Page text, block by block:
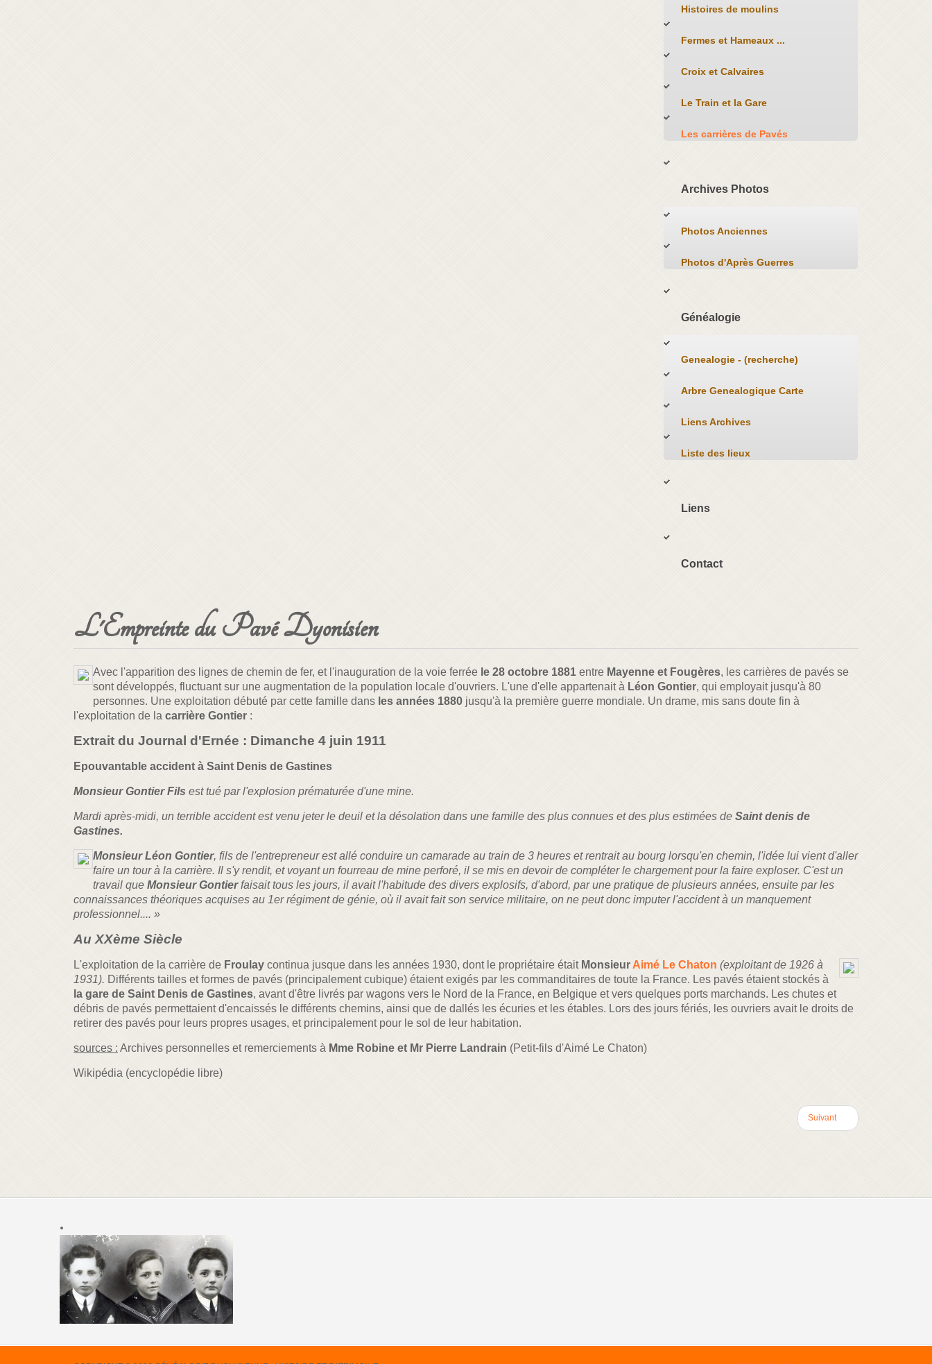
Histoires de moulins
Fermes et Hameaux ...
Croix et Calvaires
Le Train et la Gare
Les carrières de Pavés
Archives Photos
Photos Anciennes
Photos d'Après Guerres
Généalogie
Genealogie - (recherche)
Arbre Genealogique Carte
Liens Archives
Liste des lieux
Liens
Contact
L'Empreinte du Pavé Dyonisien
Avec l'apparition des lignes de chemin de fer, et l'inauguration de la voie ferrée le 28 octobre 1881 entre Mayenne et Fougères, les carrières de pavés se
sont développés, fluctuant sur une augmentation de la population locale d'ouvriers. L'une d'elle appartenait à Léon Gontier, qui employait jusqu'à 80
personnes. Une exploitation débuté par cette famille dans les années 1880 jusqu'à la première guerre mondiale. Un drame, mis sans doute fin à
l'exploitation de la carrière Gontier :
Extrait du Journal d'Ernée : Dimanche 4 juin 1911
Epouvantable accident à Saint Denis de Gastines
Monsieur Gontier Fils est tué par l'explosion prématurée d'une mine.
Mardi après-midi, un terrible accident est venu jeter le deuil et la désolation dans une famille des plus connues et des plus estimées de Saint denis de
Gastines.
Monsieur Léon Gontier, fils de l'entrepreneur est allé conduire un camarade au train de 3 heures et rentrait au bourg lorsqu'en chemin, l'idée lui vient d'aller
faire un tour à la carrière. Il s'y rendit, et voyant un fourreau de mine perforé, il se mis en devoir de compléter le chargement pour la faire exploser. C'est un
travail que Monsieur Gontierfaisait tous les jours, il avait l'habitude des divers explosifs, d'abord, par une pratique de plusieurs années, ensuite par les
connaissances théoriques acquises au 1er régiment de génie, où il avait fait son service militaire, on ne peut donc imputer l'accident à un manquement
professionnel.... »
Au XXème Siècle
L'exploitation de la carrière de Froulay continua jusque dans les années 1930, dont le propriétaire était Monsieur Aimé Le Chaton (exploitant de 1926 à
1931). Différents tailles et formes de pavés (principalement cubique) étaient exigés par les commanditaires de toute la France. Les pavés étaient stockés à
la gare de Saint Denis de Gastines, avant d'être livrés par wagons vers le Nord de la France, en Belgique et vers quelques ports marchands. Les chutes et
débris de pavés permettaient d'encaissés le différents chemins, ainsi que de dallés les écuries et les étables. Lors des jours fériés, les ouvriers avait le droits de
retirer des pavés pour leurs propres usages, et principalement pour le sol de leur habitation.
sources : Archives personnelles et remerciements à Mme Robine et Mr Pierre Landrain (Petit-fils d'Aimé Le Chaton)
Wikipédia (encyclopédie libre)
Suivant